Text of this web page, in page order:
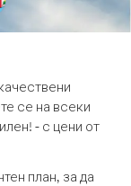
се на всеки
- с цени от
план, за да